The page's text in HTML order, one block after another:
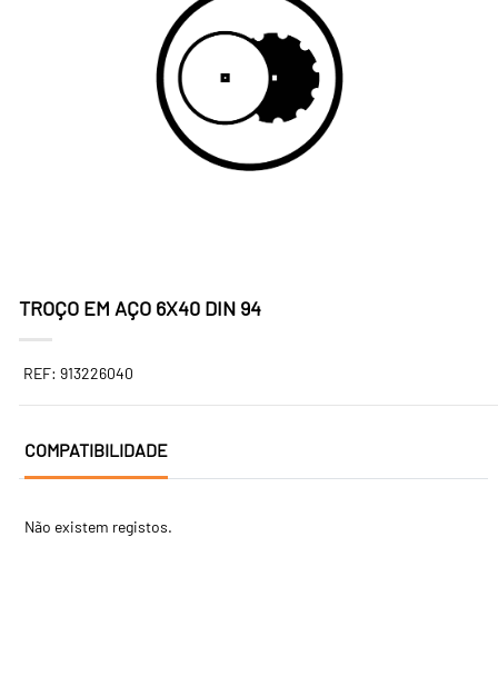
TROÇO EM AÇO 6X40 DIN 94
REF: 913226040
COMPATIBILIDADE
Não existem registos.